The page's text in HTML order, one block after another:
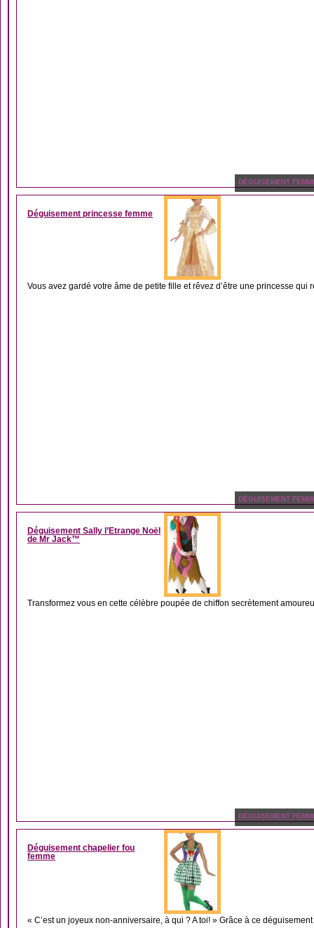
DÉGUISEMENT
Déguisement princesse femme
Vous avez gardé votre âme de petite fille et rêvez d’être une princesse qui
DÉGUISEMENT
Déguisement Sally l’Etrange Noël
de Mr Jack™
Transformez vous en cette célèbre poupée de chiffon secrètement
DÉGUISEMENT
Déguisement chapelier fou
femme
« C’est un joyeux non-anniversaire, à qui ? A toi! » Grâce à ce